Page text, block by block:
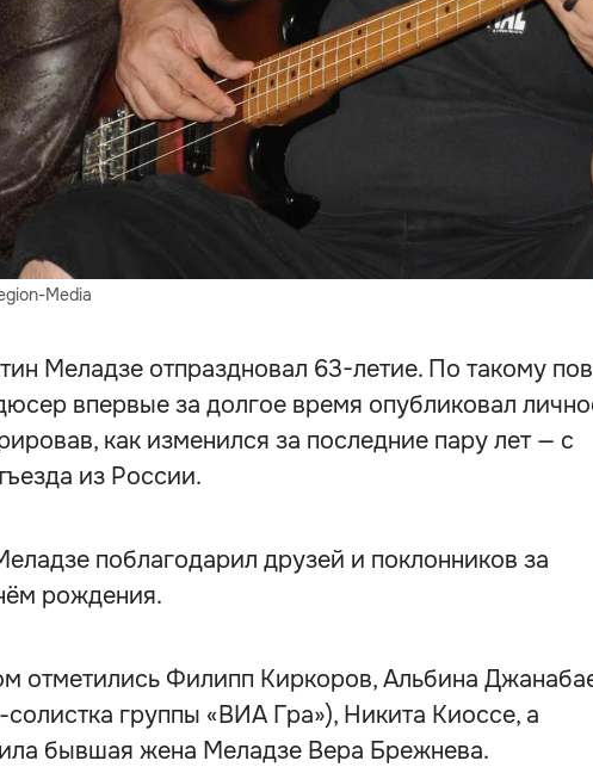
Media
Меладзе отпраздновал 63-летие. По такому
впервые за долгое время опубликовал
как изменился за последние пару лет — с
из России.
поблагодарил друзей и поклонников за
рождения.
отметились Филипп Киркоров, Альбина
группы «ВИА Гра»), Никита Киоссе, а
бывшая жена Меладзе Вера Брежнева.